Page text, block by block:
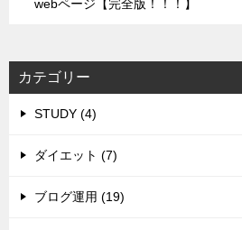
webページ【完全版！！！】
カテゴリー
STUDY (4)
ダイエット (7)
ブログ運用 (19)